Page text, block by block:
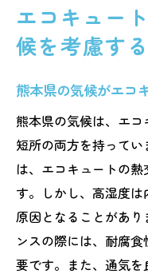
エコキュー
候を考慮す
熊本県の気候がエコ
熊本県の気候は、エ
短所の両方を持って
は、エコキュートの
す。しかし、高湿度
原因となることがあ
ンスの際には、耐腐
要です。また、通気